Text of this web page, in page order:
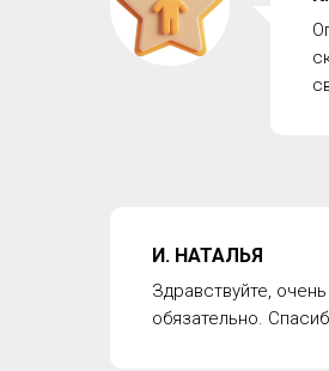
И. НАТАЛЬЯ
Здравствуйте,
обязательно.